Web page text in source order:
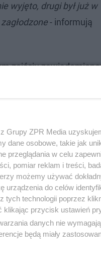
wyjęto, drugi był już w
- informują
zajściu zawiadomiono
Grupy ZPR Media
dane osobowe, takie jak
przeglądania w celu
pomiar reklam i treści,
możemy używać
do celów
technologii poprzez
przycisk ustawień
danych nie
będą miały